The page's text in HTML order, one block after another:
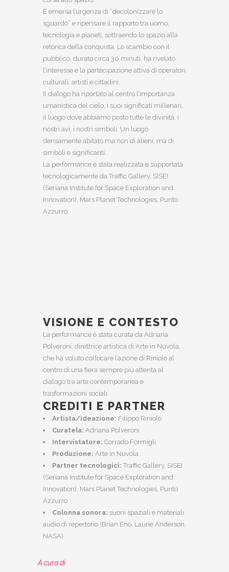
È emersa l’urgenza di “decolonizzare lo
sguardo” e ripensare il rapporto tra uomo,
tecnologia e pianeti, sottraendo lo spazio alla
retorica della conquista. Lo scambio con il
pubblico, durato circa 30 minuti, ha rivelato
l’interesse e la partecipazione attiva di operatori
culturali, artisti e cittadini.
Il dialogo ha riportato al centro l’importanza
umanistica del cielo, i suoi significati millenari,
il luogo dove abbiamo posto tutte le divinità, i
nostri avi, i nostri simboli. Un luogo
densamente abitato ma non di alieni, ma di
simboli e significanti.
La performance è stata realizzata e supportata
tecnologicamente da Traffic Gallery, SISEI
(Seriana Institute for Space Exploration and
Innovation), Mars Planet Technologies, Punto
Azzurro.
VISIONE E CONTESTO
La performance è stata curata da Adriana
Polveroni, direttrice artistica di Arte in Nuvola,
che ha voluto collocare l’azione di Riniolo al
centro di una fiera sempre più attenta al
dialogo tra arte contemporanea e
trasformazioni sociali.
CREDITI E PARTNER
Artista/ideazione: Filippo Riniolo
Curatela: Adriana Polveroni
Intervistatore: Corrado Formigli
Produzione: Arte in Nuvola
Partner tecnologici: Traffic Gallery, SISEI
(Seriana Institute for Space Exploration and
Innovation), Mars Planet Technologies, Punto
Azzurro
Colonna sonora: suoni spaziali e materiali
audio di repertorio (Brian Eno, Laurie Anderson,
NASA)
A cura di